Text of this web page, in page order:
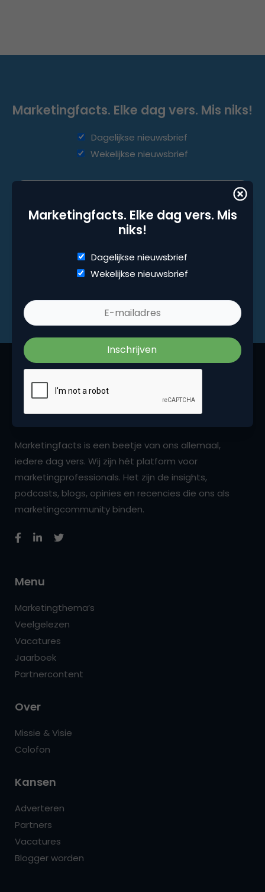
Marketingfacts. Elke dag vers. Mis
niks!
Dagelijkse nieuwsbrief
Wekelijkse nieuwsbrief
Marketingfacts. Elke dag vers. Mis niks!
Dagelijkse nieuwsbrief
Wekelijkse nieuwsbrief
Marketingfacts is een beetje van ons allemaal,
iedere dag vers. Wij zijn hét platform voor
marketingprofessionals. Het zijn de insights,
podcasts, blogs, opinies en recencies die ons als
marketingcommunity binden.
Menu
Marketingthema’s
Veelgelezen
Vacatures
Jaarboek
Partnercontent
Over
Missie & Visie
Colofon
Kansen
Adverteren
Partners
Vacatures
Blogger worden